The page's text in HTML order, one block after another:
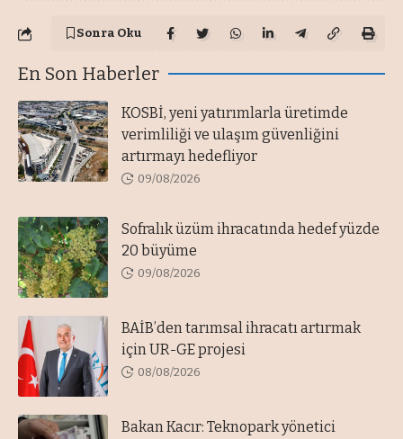
Sonra Oku
En Son Haberler
KOSBİ, yeni yatırımlarla üretimde
verimliliği ve ulaşım güvenliğini
artırmayı hedefliyor
09/08/2026
Sofralık üzüm ihracatında hedef yüzde
20 büyüme
09/08/2026
BAİB’den tarımsal ihracatı artırmak
için UR-GE projesi
08/08/2026
Bakan Kacır: Teknopark yönetici